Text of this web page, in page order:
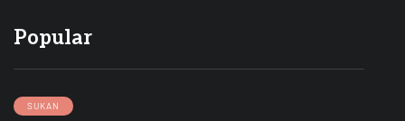
Popular
SUKAN